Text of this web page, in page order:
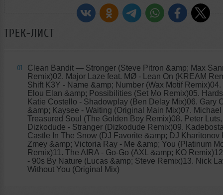
ТРЕК-ЛИСТ
01 Clean Bandit — Stronger (Steve Pitron &amp; Max
Remix)02. Major Laze feat. MØ - Lean On (KREAM
Shift K3Y - Name &amp; Number (Wax Motif
Elou Elan &amp; Possibilities (Set Mo Remix)05.
Katie Costello - Shadowplay (Ben Delay Mix)06. Gary
&amp; Kaysee - Waiting (Original Main Mix)07.
Treasured Soul (The Golden Boy Remix)08. Peter Luts,
Dizkodude - Stranger (Dizkodude Remix)09.
Castle In The Snow (DJ Favorite &amp; DJ Kharitonov
Zmey &amp; Victoria Ray - Me &amp; You (Platinum
Remix)11. The AIRA - Go-Go (AXL &amp; KO
- 90s By Nature (Lucas &amp; Steve Remix)13. Nick
Without You (Original Mix)